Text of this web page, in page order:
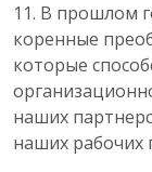
11. В прошлом
коренные
которые
наших
наших рабочих